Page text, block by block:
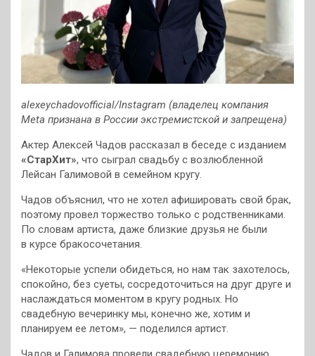
alexeychadovofficial/Instagram (владелец компания
Meta признана в России экстремистской и запрещена)
Актер Алексей Чадов рассказал в беседе с изданием
«СтарХит», что сыграл свадьбу с возлюбленной
Лейсан Галимовой в семейном кругу.
Чадов объяснил, что не хотел афишировать свой брак,
поэтому провел торжество только с родственниками.
По словам артиста, даже близкие друзья не были
в курсе бракосочетания.
«Некоторые успели обидеться, но нам так захотелось,
спокойно, без суеты, сосредоточиться на друг друге и
наслаждаться моментом в кругу родных. Но
свадебную вечеринку мы, конечно же, хотим и
планируем ее летом», — поделился артист.